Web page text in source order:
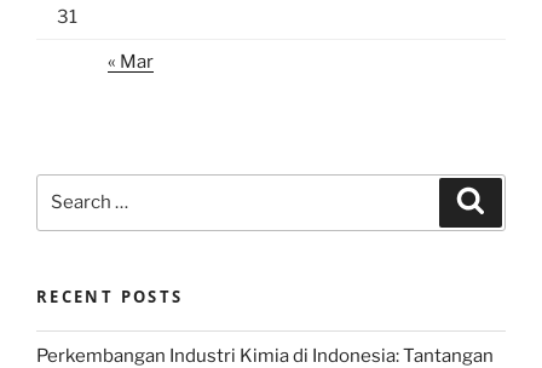
31
« Mar
RECENT POSTS
Perkembangan Industri Kimia di Indonesia: Tantangan